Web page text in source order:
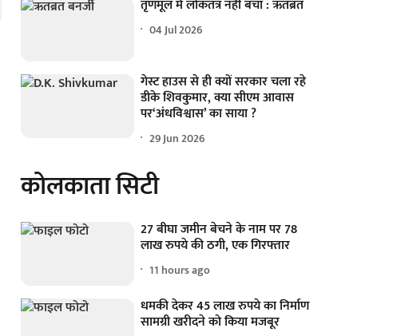
तृणमूल में लोकतंत्र नहीं बचा : ऋतब्रत
04 Jul 2026
गेस्ट हाउस से ही क्यों सरकार चला रहे
डीके शिवकुमार, क्या सीएम आवास
पर‘अंधविश्वास’ का साया ?
29 Jun 2026
कोलकाता सिटी
27 बीघा जमीन बेचने के नाम पर 78
लाख रुपये की ठगी, एक गिरफ्तार
11 hours ago
धमकी देकर 45 लाख रुपये का निर्माण
सामग्री खरीदने को किया मजबूर